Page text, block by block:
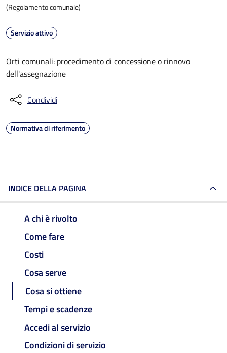
(Regolamento comunale)
Servizio attivo
Orti comunali: procedimento di concessione o rinnovo
dell'assegnazione
Condividi
Normativa di riferimento
INDICE DELLA PAGINA
A chi è rivolto
Come fare
Costi
Cosa serve
Cosa si ottiene
Tempi e scadenze
Accedi al servizio
Condizioni di servizio